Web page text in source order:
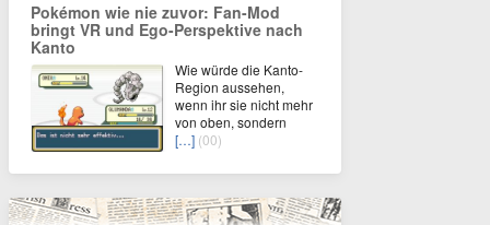
Pokémon wie nie zuvor: Fan-Mod
bringt VR und Ego-Perspektive nach
Kanto
Wie würde die Kanto-
Region aussehen,
wenn ihr sie nicht mehr
von oben, sondern
[…] (00)